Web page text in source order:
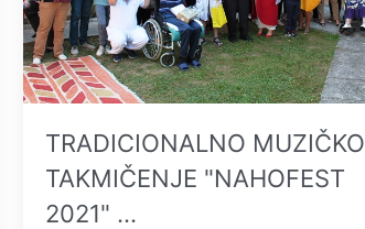
TRADICIONALNO MUZIČKO
TAKMIČENJE "NAHOFEST
2021" …